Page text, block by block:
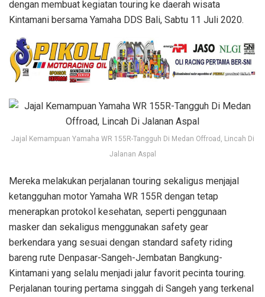
dengan membuat kegiatan touring ke daerah wisata
Kintamani bersama Yamaha DDS Bali, Sabtu 11 Juli 2020.
Jajal Kemampuan Yamaha WR 155R-Tangguh Di Medan Offroad, Lincah Di
Jalanan Aspal
Mereka melakukan perjalanan touring sekaligus menjajal
ketangguhan motor Yamaha WR 155R dengan tetap
menerapkan protokol kesehatan, seperti penggunaan
masker dan sekaligus menggunakan safety gear
berkendara yang sesuai dengan standard safety riding
bareng rute Denpasar-Sangeh-Jembatan Bangkung-
Kintamani yang selalu menjadi jalur favorit pecinta touring.
Perjalanan touring pertama singgah di Sangeh yang terkenal